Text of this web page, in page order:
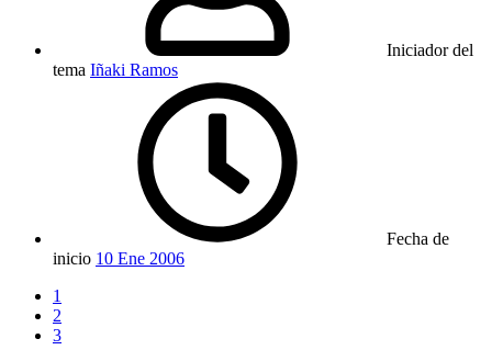
Iniciador del
tema Iñaki Ramos
Fecha de
inicio 10 Ene 2006
1
2
3